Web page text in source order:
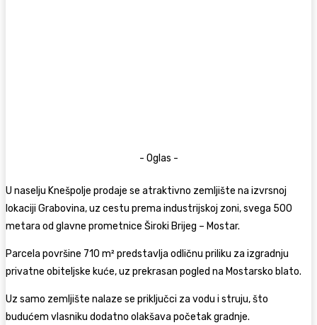
- Oglas -
U naselju Knešpolje prodaje se atraktivno zemljište na izvrsnoj
lokaciji Grabovina, uz cestu prema industrijskoj zoni, svega 500
metara od glavne prometnice Široki Brijeg – Mostar.
Parcela površine 710 m² predstavlja odličnu priliku za izgradnju
privatne obiteljske kuće, uz prekrasan pogled na Mostarsko blato.
Uz samo zemljište nalaze se priključci za vodu i struju, što
budućem vlasniku dodatno olakšava početak gradnje.